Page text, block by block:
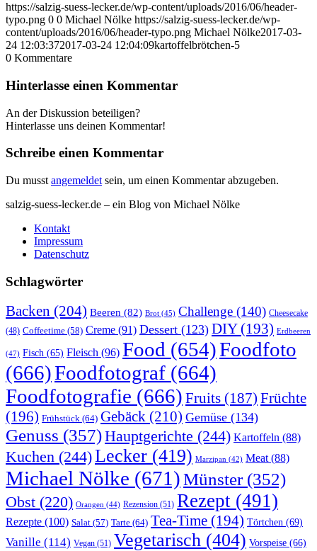
https://salzig-suess-lecker.de/wp-content/uploads/2016/06/header-
typo.png 0 0 Michael Nölke https://salzig-suess-lecker.de/wp-
content/uploads/2016/06/header-typo.png Michael Nölke2017-03-
24 12:03:372017-03-24 12:04:09kartoffelbrötchen-5
0 Kommentare
Hinterlasse einen Kommentar
An der Diskussion beteiligen?
Hinterlasse uns deinen Kommentar!
Schreibe einen Kommentar
Du musst angemeldet sein, um einen Kommentar abzugeben.
salzig-suess-lecker.de – ein Blog von Michael Nölke
Kontakt
Impressum
Datenschutz
Schlagwörter
Backen (204) Beeren (82) Brot (45) Challenge (140) Cheesecake
(48) Coffeetime (58) Creme (91) Dessert (123) DIY(193) Erdbeeren
(47) Fisch (65) Fleisch (96) Food (654)Foodfoto
(666)Foodfotograf (664)
Foodfotografie (666) Fruits (187) Früchte
(196) Frühstück (64) Gebäck (210) Gemüse (134)
Genuss (357)Hauptgerichte (244) Kartoffeln (88)
Kuchen (244)Lecker (419) Marzipan (42) Meat(88)
Michael Nölke (671)Münster(352)
Obst (220) Orangen (44) Rezension (51) Rezept (491)
Rezepte (100) Salat (57) Tarte (64) Tea-Time (194) Törtchen (69)
Vanille (114) Vegan (51) Vegetarisch (404) Vorspeise (66)